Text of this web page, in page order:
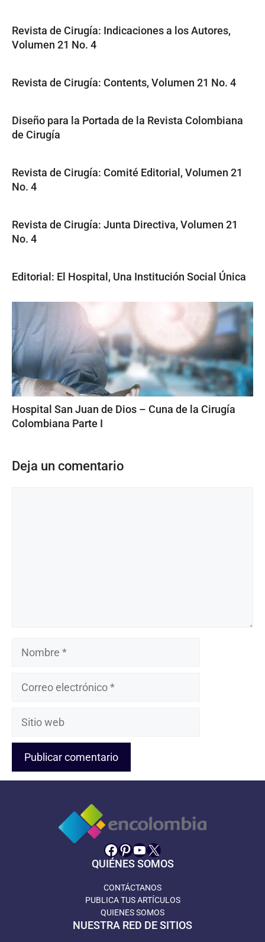
Revista de Cirugía: Indicaciones a los Autores,
Volumen 21 No. 4
Revista de Cirugía: Contents, Volumen 21 No. 4
Diseño para la Portada de la Revista Colombiana
de Cirugía
Revista de Cirugía: Comité Editorial, Volumen 21
No. 4
Revista de Cirugía: Junta Directiva, Volumen 21
No. 4
Editorial: El Hospital, Una Institución Social Única
Hospital San Juan de Dios – Cuna de la Cirugía
Colombiana Parte I
Deja un comentario
Nombre
Sitio
Facebook
Pinterest
YouTube
X
QUIÉNES SOMOS
CONTÁCTANOS
PUBLICA TUS ARTÍCULOS
QUIENES SOMOS
NUESTRA RED DE SITIOS